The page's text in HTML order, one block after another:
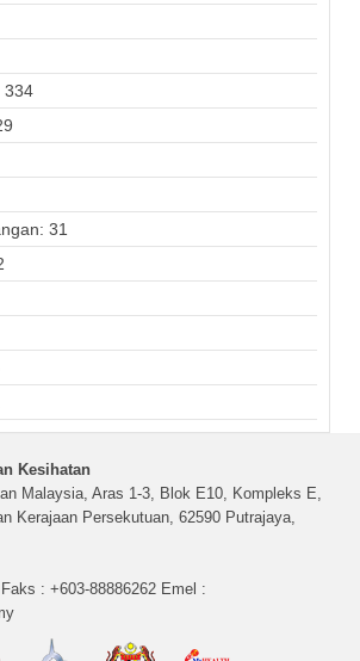
334
31
Kesihatan
Malaysia, Aras 1-3, Blok E10, Kompleks E,
Kerajaan Persekutuan, 62590 Putrajaya,
: +603-88886262 Emel :